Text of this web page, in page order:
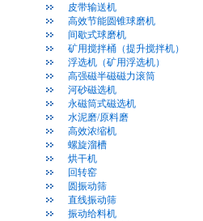
皮带输送机
高效节能圆锥球磨机
间歇式球磨机
矿用搅拌桶（提升搅拌机）
浮选机（矿用浮选机）
高强磁半磁磁力滚筒
河砂磁选机
永磁筒式磁选机
水泥磨/原料磨
高效浓缩机
螺旋溜槽
烘干机
回转窑
圆振动筛
直线振动筛
振动给料机